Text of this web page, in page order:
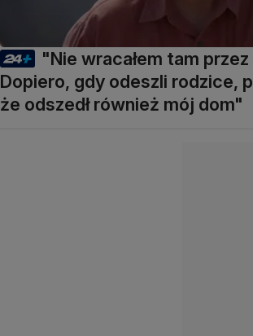
"Nie wracałem tam
Dopiero, gdy odeszli rodzice,
że odszedł również mój dom"